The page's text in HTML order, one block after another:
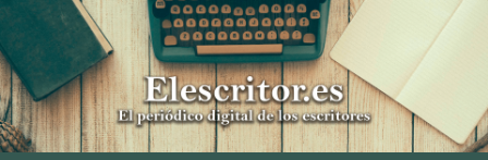
Skip
to
content
Elescritor.es
El periódico digital de los escritores